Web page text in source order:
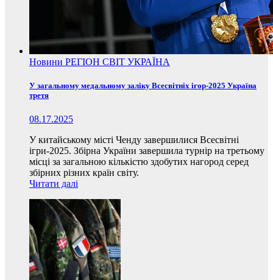
Новини РЕГІОН СВІТ УКРАЇНА
У загальному медальному заліку Всесвітніх ігор-2025 Україна
третя
08.17.2025
У китайському місті Ченду завершилися Всесвітні
ігри-2025. Збірна України завершила турнір на третьому
місці за загальною кількістю здобутих нагород серед
збірних різних країн світу.
Читати далі